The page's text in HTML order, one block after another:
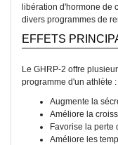
libération d'hormone de
divers programmes de
EFFETS
Le GHRP-2 offre
programme d'un athlète :
Augmente la
Améliore la
Favorise la perte
Améliore les